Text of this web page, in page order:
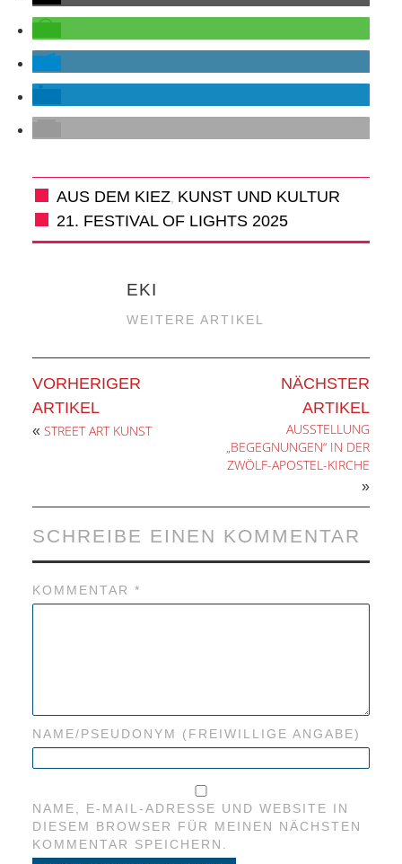
WOHNEN
SPORT
UND
DER
ANDERE
SPONSORING
KONTAKT
AUS DEM KIEZ, KUNST UND KULTUR
21. FESTIVAL OF LIGHTS 2025
EKI
WEITERE ARTIKEL
VORHERIGER
ARTIKEL
« STREET ART KUNST
NÄCHSTER
ARTIKEL
AUSSTELLUNG
„BEGEGNUNGEN“ IN DER
ZWÖLF-APOSTEL-KIRCHE
»
SCHREIBE EINEN KOMMENTAR
KOMMENTAR *
NAME/PSEUDONYM (FREIWILLIGE ANGABE)
NAME, E-MAIL-ADRESSE UND WEBSITE IN
DIESEM BROWSER FÜR MEINEN NÄCHSTEN
KOMMENTAR SPEICHERN.